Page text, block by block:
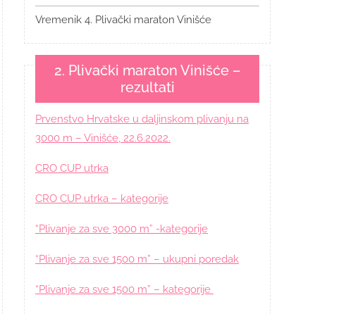
Vremenik 4. Plivački maraton Vinišće
2. Plivački maraton Vinišće –
rezultati
Prvenstvo Hrvatske u daljinskom plivanju na
3000 m – Vinišće, 22.6.2022.
CRO CUP utrka
CRO CUP utrka – kategorije
“Plivanje za sve 3000 m” -kategorije
“Plivanje za sve 1500 m” – ukupni poredak
“Plivanje za sve 1500 m” – kategorije